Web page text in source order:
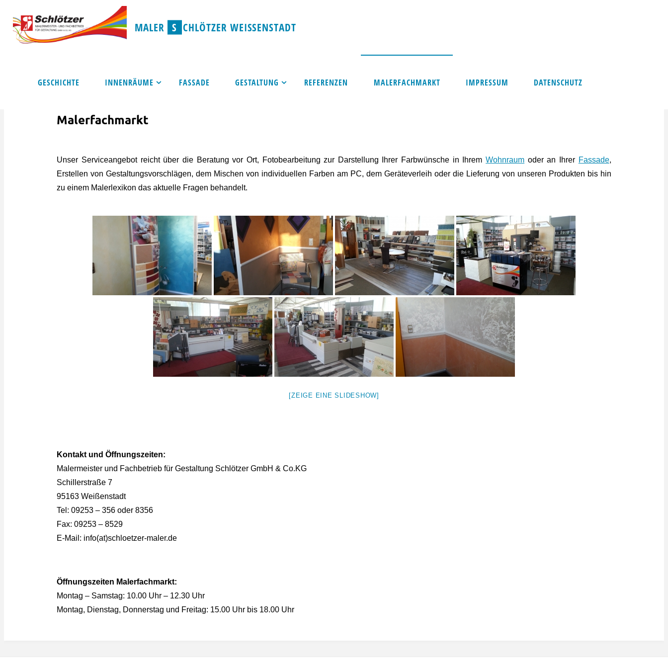
content
MALER S CHLÖTZER WEISS ENSTADT
GESCHICHTE INNENRÄUME FASSADE GESTALTUNG REFERENZEN MALERFACHMARKT IMPRESSUM DATENSCHUTZ
Malerfachmarkt
Unser Serviceangebot reicht über die Beratung vor Ort, Fotobearbeitung zur Darstellung Ihrer Farbwünsche in IhremWohnraum oder an Ihrer Fassade,
Erstellen von Gestaltungsvorschlägen, dem Mischen von individuellen Farben am PC, dem Geräteverleih oder die Lieferung von unseren Produkten bis hin
zu einem Malerlexikon das aktuelle Fragen behandelt.
[ZEIGE EINE SLIDESHOW]
Kontakt und Öffnungszeiten:
Malermeister und Fachbetrieb für Gestaltung Schlötzer GmbH & Co.KG
Schillerstraße 7
95163 Weißenstadt
Tel: 09253 – 356 oder 8356
Fax: 09253 – 8529
E-Mail: info(at)schloetzer-maler.de
Öffnungszeiten Malerfachmarkt:
Montag – Samstag: 10.00 Uhr – 12.30 Uhr
Montag, Dienstag, Donnerstag und Freitag: 15.00 Uhr bis 18.00 Uhr